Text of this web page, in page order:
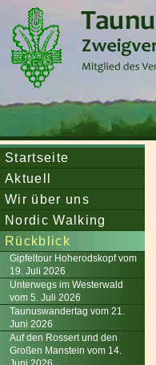
Startseite
Aktuell
Wir über uns
Nordic Walking
Rückblick
Gipfeltour Hoherodskopf vom
19. Juli 2026
Unterwegs im Westerwald
vom 5. Juli 2026
Taunuswandertag vom 21.
Juni 2026
Auf den Rossert und den
Großen Manstein vom 14.